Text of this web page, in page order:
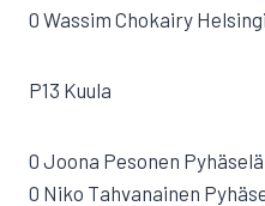
0 Wassim Chokairy
P13 Kuula
0 Joona Pesonen
0 Niko Tahvanainen